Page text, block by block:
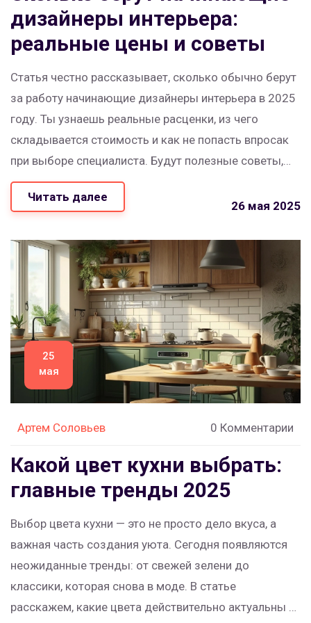
дизайнеры интерьера:
реальные цены и советы
Статья честно рассказывает, сколько обычно берут
за работу начинающие дизайнеры интерьера в 2025
году. Ты узнаешь реальные расценки, из чего
складывается стоимость и как не попасть впросак
при выборе специалиста. Будут полезные советы,
чтобы не переплатить и нанять того, кто
действительно поможет с твоей квартирой. Есть
для экономии. Материал поможет понять, чего
ожидать и на чём можно сэкономить без потери
Читать далее
26 мая 2025
25
мая
Артем Соловьев 0 Комментарии
Какой цвет кухни выбрать:
главные тренды 2025
Выбор цвета кухни — это не просто дело вкуса, а
важная часть создания уюта. Сегодня появляются
неожиданные тренды: от свежей зелени до
классики, которая снова в моде. В статье
расскажем, какие цвета действительно актуальны в